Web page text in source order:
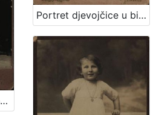
Portret djevojčice u bijeloj haljinici / Mosinger / [izradio] Artistički zavod Mosinger
Portret djevojčice u haljini za krizmu i žene sa šeširom s cvijećem na obodu / Atelier Rechnitzer